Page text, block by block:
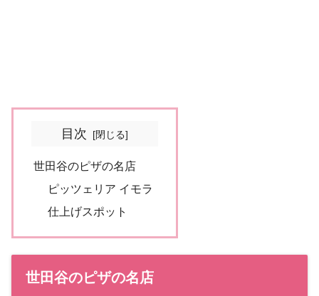
目次
世田谷のピザの名店
ピッツェリア イモラ
仕上げスポット
世田谷のピザの名店